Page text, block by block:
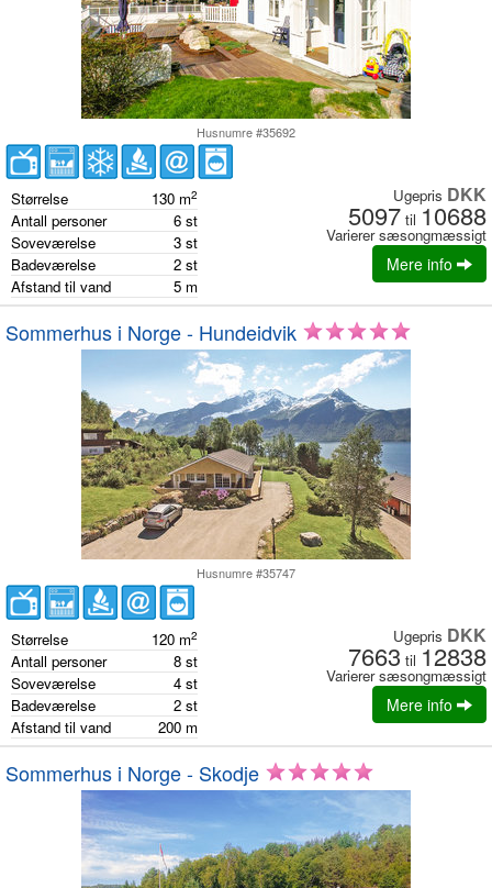
Husnumre #35692
Størrelse 130 m2
Antall personer 6 st
Soveværelse
3 st
Badeværelse
2 st
Afstand til vand
5 m
Ugepris DKK
5097 til 10688
Varierer sæsongmæssigt
Mere info
Sommerhus i Norge - Hundeidvik
Husnumre #35747
Størrelse 120 m2
Antall personer 8 st
Soveværelse
4 st
Badeværelse
2 st
Afstand til vand
200 m
Ugepris DKK
7663 til 12838
Varierer sæsongmæssigt
Mere info
Sommerhus i Norge - Skodje